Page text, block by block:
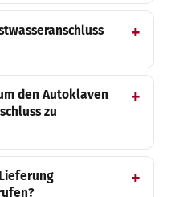
den Autoklaven
zu